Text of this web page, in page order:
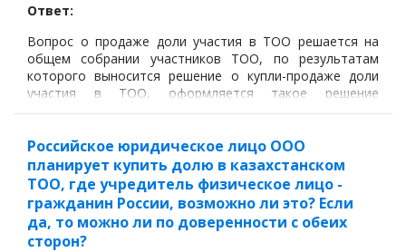
Ответ:
Вопрос о продаже доли участия в ТОО решается на
общем собрании участников ТОО, по результатам
которого выносится решение о купли-продаже доли
участия в ТОО, оформляется такое решение
протоколом общего собрания участников.
Российское юридическое лицо ООО
планирует купить долю в казахстанском
ТОО, где учредитель физическое лицо -
гражданин России, возможно ли это? Если
да, то можно ли по доверенности с обеих
сторон?